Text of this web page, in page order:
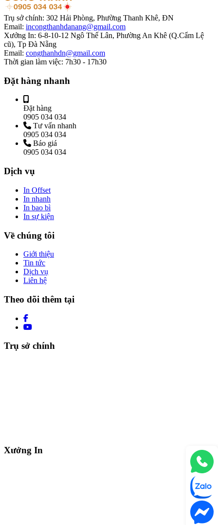
Trụ sở chính: 302 Hải Phòng, Phường Thanh Khê, ĐN
Email: incongthanhdanang@gmail.com
Xưởng In: 6-8-10-12 Ngô Thế Lân, Phường An Khê (Q.Cẩm Lệ
cũ), Tp Đà Nẵng
Email: congthanhdn@gmail.com
Thời gian làm việc: 7h30 - 17h30
Đặt hàng nhanh
Đặt hàng
0905 034 034
Tư vấn nhanh
0905 034 034
Báo giá
0905 034 034
Dịch vụ
In Offset
In nhanh
In bao bì
In sự kiện
Về chúng tôi
Giới thiệu
Tin tức
Dịch vụ
Liên hệ
Theo dõi thêm tại
Trụ sở chính
Xưởng In